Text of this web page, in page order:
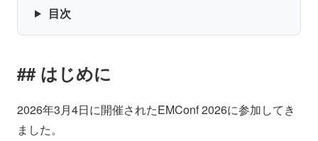
目次
はじめに
2026年3月4日に開催されたEMConf 2026に参加してき
ました。